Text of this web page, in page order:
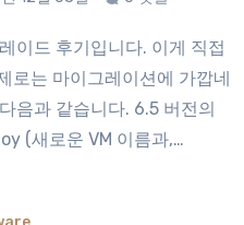
로는 마이그레이션에 가깝네
음과 같습니다. 6.5 버전의
(새로운 VM 이름과,…